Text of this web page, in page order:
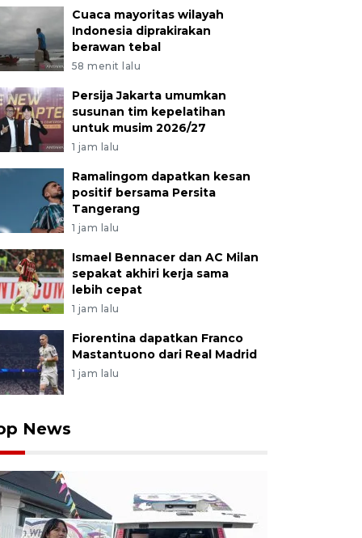
Cuaca mayoritas wilayah
Indonesia diprakirakan
berawan tebal
58 menit lalu
Persija Jakarta umumkan
susunan tim kepelatihan
untuk musim 2026/27
1 jam lalu
Ramalingom dapatkan kesan
positif bersama Persita
Tangerang
1 jam lalu
Ismael Bennacer dan AC Milan
sepakat akhiri kerja sama
lebih cepat
1 jam lalu
Fiorentina dapatkan Franco
Mastantuono dari Real Madrid
1 jam lalu
News